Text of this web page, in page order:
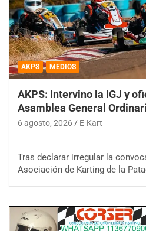
AKPS MEDIOS
AKPS: Intervino la IGJ y
Asamblea General
6 agosto, 2026 E-Kart
Tras declarar irregular la
Asociación de Karting de la